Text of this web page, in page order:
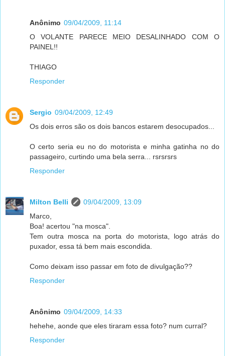
Anônimo 09/04/2009, 11:14
O VOLANTE PARECE MEIO DESALINHADO COM O
PAINEL!!
THIAGO
Responder
Sergio 09/04/2009, 12:49
Os dois erros são os dois bancos estarem desocupados...
O certo seria eu no do motorista e minha gatinha no do
passageiro, curtindo uma bela serra... rsrsrsrs
Responder
Milton Belli
09/04/2009, 13:09
Marco,
Boa! acertou "na mosca".
Tem outra mosca na porta do motorista, logo atrás do
puxador, essa tá bem mais escondida.
Como deixam isso passar em foto de divulgação??
Responder
Anônimo 09/04/2009, 14:33
hehehe, aonde que eles tiraram essa foto? num curral?
Responder